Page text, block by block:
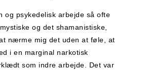
og psykedelisk arbejde så ofte
og det shamanistiske,
nærme mig det uden at føle, at
i en marginal narkotisk
som indre arbejde. Det var